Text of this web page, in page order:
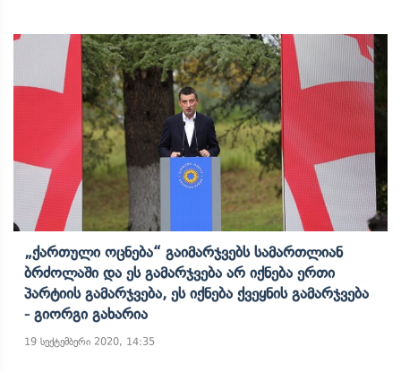
„ქართული Ოცნება“ Გაიმარჯვებს Სამართლიან
Ბრძოლაში Და Ეს Გამარჯვება Არ Იქნება Ერთი
Პარტიის Გამარჯვება, Ეს Იქნება Ქვეყნის Გამარჯვება
- Გიორგი Გახარია
19 სექტემბერი 2020, 14:35